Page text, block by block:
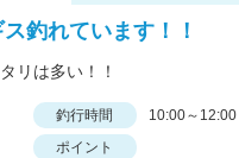
釣れています！！
リは多い！！
釣行時間
10:00～12:00
ポイント